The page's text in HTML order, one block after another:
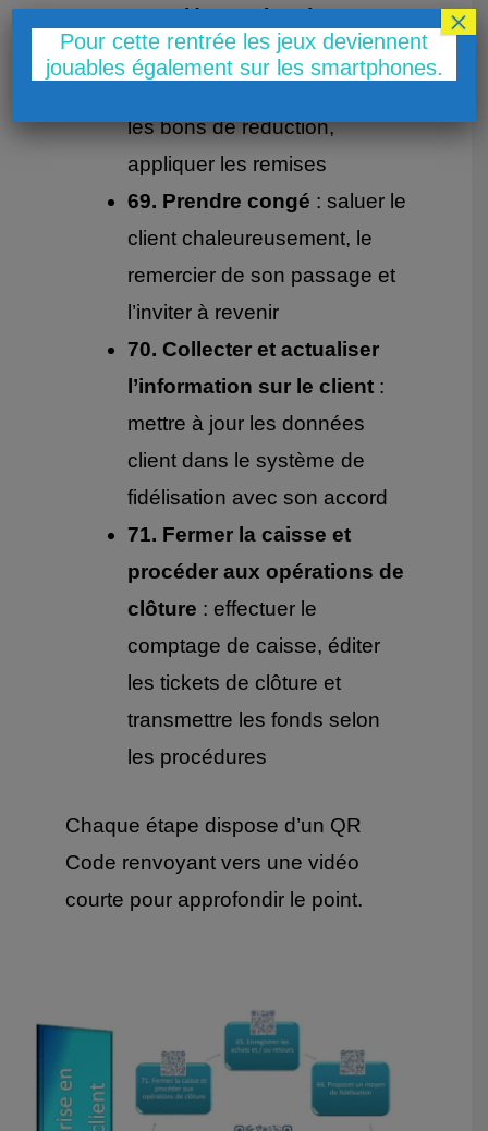
complémentaires à
l’encaissement: proposer
les bons de réduction,
appliquer les remises
69. Prendre congé : saluer le
client chaleureusement, le
remercier de son passage et
l’inviter à revenir
70. Collecter et actualiser
l’information sur le client :
mettre à jour les données
client dans le système de
fidélisation avec son accord
71. Fermer la caisse et
procéder aux opérations de
clôture : effectuer le
comptage de caisse, éditer
les tickets de clôture et
transmettre les fonds selon
les procédures
Chaque étape dispose d’un QR
Code renvoyant vers une vidéo
courte pour approfondir le point.
Pour cette rentrée les jeux deviennent
jouables également sur les smartphones.
×